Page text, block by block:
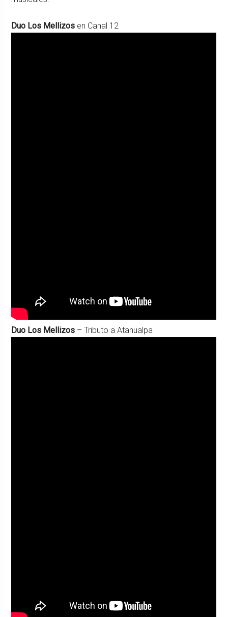
Duo Los Mellizos en Canal 12
Duo Los Mellizos – Tributo a Atahualpa